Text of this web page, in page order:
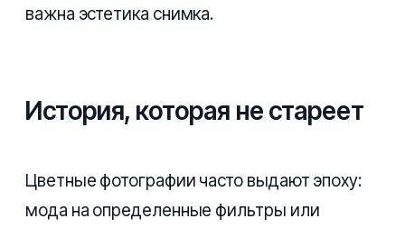
важна эстетика снимка.
История, которая не стареет
Цветные фотографии часто выдают эпоху:
мода на определенные фильтры или